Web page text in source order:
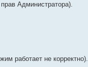
Администратора).
работает не корректно).